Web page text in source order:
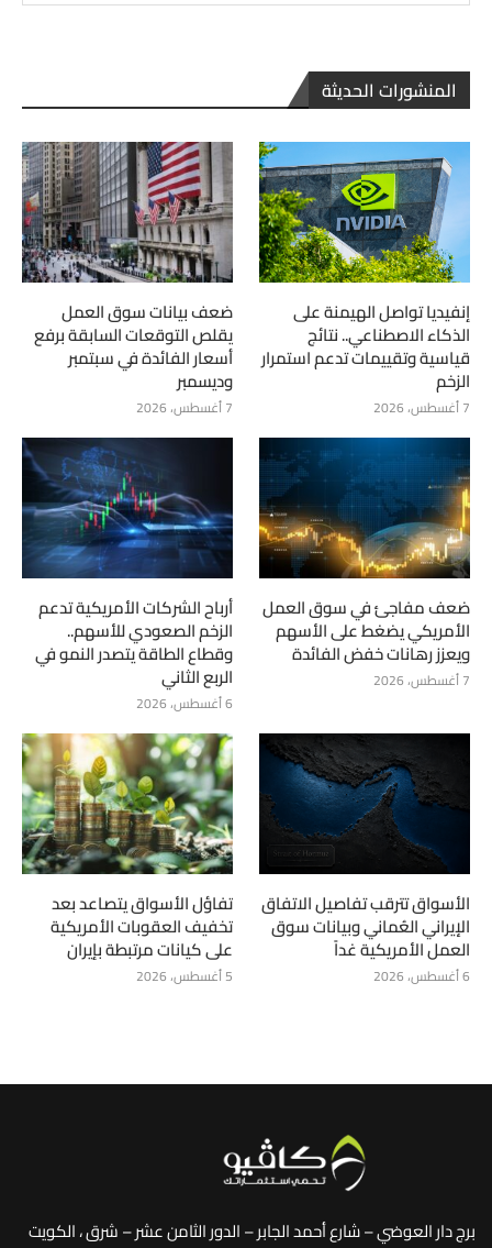
المنشورات الحديثة
إنفيديا تواصل الهيمنة على
الذكاء الاصطناعي.. نتائج
قياسية وتقييمات تدعم استمرار
الزخم
7 أغسطس، 2026
ضعف بيانات سوق العمل
يقلص التوقعات السابقة برفع
أسعار الفائدة في سبتمبر
وديسمبر
7 أغسطس، 2026
ضعف مفاجئ في سوق العمل
الأمريكي يضغط على الأسهم
ويعزز رهانات خفض الفائدة
7 أغسطس، 2026
أرباح الشركات الأمريكية تدعم
الزخم الصعودي للأسهم..
وقطاع الطاقة يتصدر النمو في
الربع الثاني
6 أغسطس، 2026
الأسواق تترقب تفاصيل الاتفاق
الإيراني العُماني وبيانات سوق
العمل الأمريكية غداً
6 أغسطس، 2026
تفاؤل الأسواق يتصاعد بعد
تخفيف العقوبات الأمريكية
على كيانات مرتبطة بإيران
5 أغسطس، 2026
برج دار العوضي – شارع أحمد الجابر – الدور الثامن عشر – شرق ، الكويت